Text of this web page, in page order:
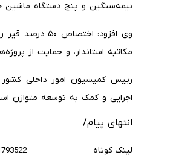
نیمه‌سنگین و پنج دستگاه ماشین
وی افزود:
مکاتبه استاندار، و حمایت از
رییس کمیسیون امور داخلی
اجرایی و کمک به توسعه متوازن
انتهای پیام/
لینک کوتاه